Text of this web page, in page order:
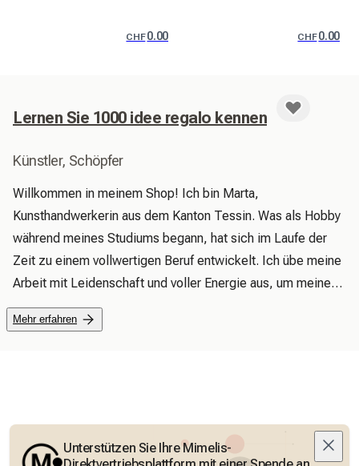
CHF0.00 CHF0.00
Lernen Sie 1000 idee regalo kennen
Künstler, Schöpfer
Willkommen in meinem Shop! Ich bin Marta,
Kunsthandwerkerin aus dem Kanton Tessin. Was als Hobby
während meines Studiums begann, hat sich im Laufe der
Zeit zu einem vollwertigen Beruf entwickelt. Ich übe meine
Arbeit mit Leidenschaft und voller Energie aus, um meinen
Kunden originelle Qualitätsprodukte zu bieten. In meinem
Shop finden Sie unzählige Geschenkideen und eine große
kostenlosen Standardversand an (eventuelle Zollgebühren
gehen zu Lasten des Käufers). Worauf warten Sie noch?
Mehr erfahren
Unterstützen Sie Ihre Mimelis-